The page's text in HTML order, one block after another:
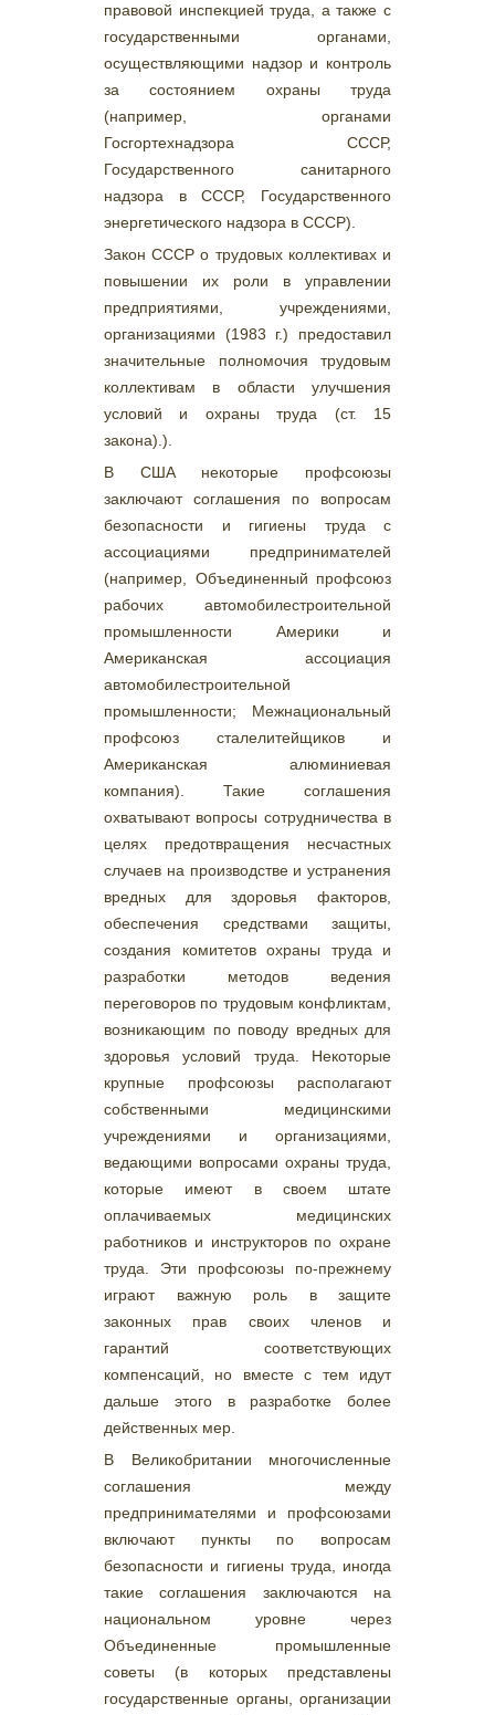
правовой инспекцией труда, а также с
государственными органами,
осуществляющими надзор и контроль
за состоянием охраны труда
(например, органами
Госгортехнадзора СССР,
Государственного санитарного
надзора в СССР, Государственного
энергетического надзора в СССР).
Закон СССР о трудовых коллективах и
повышении их роли в управлении
предприятиями, учреждениями,
организациями (1983 г.) предоставил
значительные полномочия трудовым
коллективам в области улучшения
условий и охраны труда (ст. 15
закона).).
В США некоторые профсоюзы
заключают соглашения по вопросам
безопасности и гигиены труда с
ассоциациями предпринимателей
(например, Объединенный профсоюз
рабочих автомобилестроительной
промышленности Америки и
Американская ассоциация
автомобилестроительной
промышленности; Межнациональный
профсоюз сталелитейщиков и
Американская алюминиевая
компания). Такие соглашения
охватывают вопросы сотрудничества в
целях предотвращения несчастных
случаев на производстве и устранения
вредных для здоровья факторов,
обеспечения средствами защиты,
создания комитетов охраны труда и
разработки методов ведения
переговоров по трудовым конфликтам,
возникающим по поводу вредных для
здоровья условий труда. Некоторые
крупные профсоюзы располагают
собственными медицинскими
учреждениями и организациями,
ведающими вопросами охраны труда,
которые имеют в своем штате
оплачиваемых медицинских
работников и инструкторов по охране
труда. Эти профсоюзы по-прежнему
играют важную роль в защите
законных прав своих членов и
гарантий соответствующих
компенсаций, но вместе с тем идут
дальше этого в разработке более
действенных мер.
В Великобритании многочисленные
соглашения между
предпринимателями и профсоюзами
включают пункты по вопросам
безопасности и гигиены труда, иногда
такие соглашения заключаются на
национальном уровне через
Объединенные промышленные
советы (в которых представлены
государственные органы, организации